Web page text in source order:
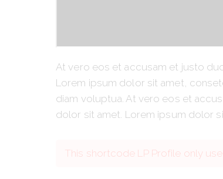
At vero eos et accusam et justo
Lorem ipsum dolor sit amet,
diam voluptua. At vero eos et
dolor sit amet. Lorem ipsum dolor
This shortcode LP Profile only